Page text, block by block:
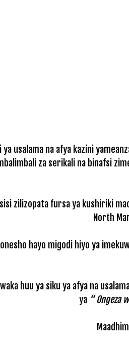
ya usalama na afya kazini
za serikali na binafsi
zilizopata fursa ya kushiriki
North
hayo migodi hiyo ya
huu ya siku ya afya na
ya “ Ongeza